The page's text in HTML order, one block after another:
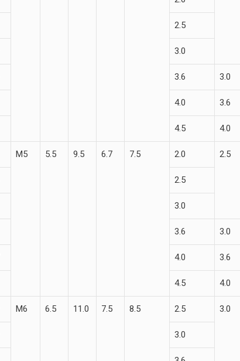
2.5
3.0
3.6 3.0
4.0 3.6
4.5 4.0
М5 5.5 9.5 6.7 7.5 2.0 2.5
2.5
3.0
3.6 3.0
4.0 3.6
4.5 4.0
М6 6.5 11.0 7.5 8.5 2.5 3.0
3.0